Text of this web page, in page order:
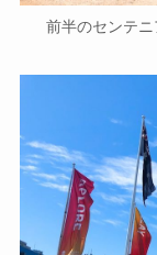
前半のセンテ